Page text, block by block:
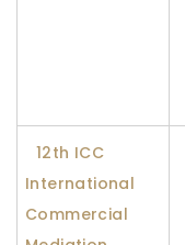
12th ICC
International
Commercial